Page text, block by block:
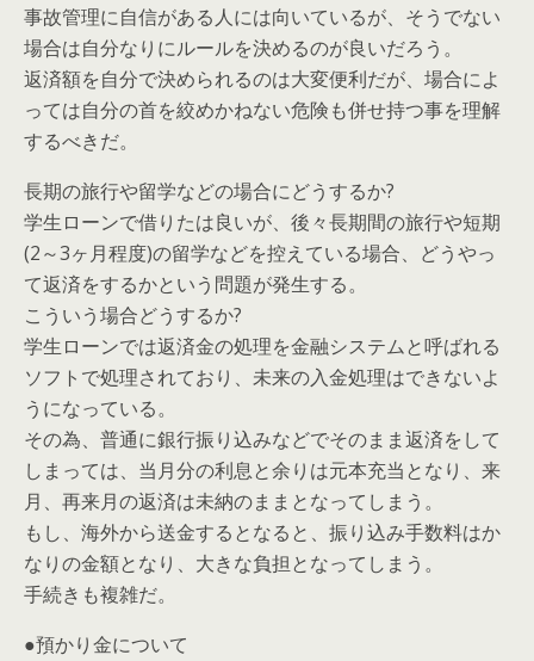
事故管理に自信がある人には向いているが、そうでない
場合は自分なりにルールを決めるのが良いだろう。
返済額を自分で決められるのは大変便利だが、場合によ
っては自分の首を絞めかねない危険も併せ持つ事を理解
するべきだ。
長期の旅行や留学などの場合にどうするか?
学生ローンで借りたは良いが、後々長期間の旅行や短期
(2～3ヶ月程度)の留学などを控えている場合、どうやっ
て返済をするかという問題が発生する。
こういう場合どうするか?
学生ローンでは返済金の処理を金融システムと呼ばれる
ソフトで処理されており、未来の入金処理はできないよ
うになっている。
その為、普通に銀行振り込みなどでそのまま返済をして
しまっては、当月分の利息と余りは元本充当となり、来
月、再来月の返済は未納のままとなってしまう。
もし、海外から送金するとなると、振り込み手数料はか
なりの金額となり、大きな負担となってしまう。
手続きも複雑だ。
●預かり金について